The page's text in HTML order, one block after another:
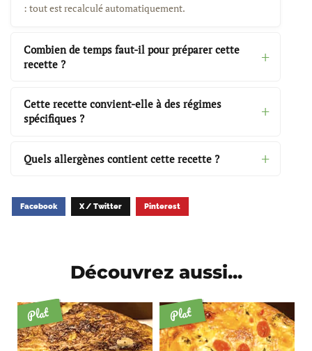
: tout est recalculé automatiquement.
Combien de temps faut-il pour préparer cette
recette ?
Cette recette convient-elle à des régimes
spécifiques ?
Quels allergènes contient cette recette ?
Facebook X / Twitter Pinterest
Découvrez aussi...
Plat Plat